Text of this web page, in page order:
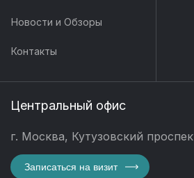
Новости и Обзоры
Контакты
Центральный офис
г. Москва, Кутузовский
Записаться на визит